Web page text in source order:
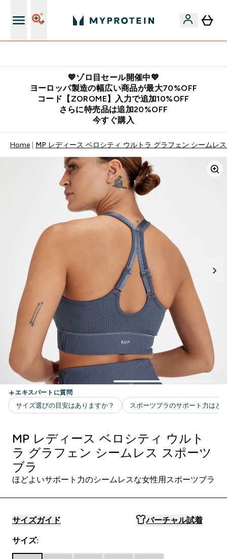
💙ゾロ目セール開催中💙
ヨーロッパ製造の幅広い商品が最大70%OFF
コード【ZOROME】入力で追加10%OFF
さらに特売品は追加20%OFF
今すぐ購入
Home MP レディース ベロシティ ウルトラ グラフェン シームレ
MP レディース ベロシティ ウルト
ラ グラフェン シームレス スポーツ
ブラ
ほどよいサポート力のシームレスな女性用スポーツブラ
サイズガイド バーチャル試着
サイズ: